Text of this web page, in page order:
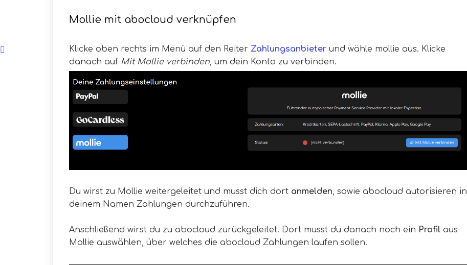
Mollie mit abocloud verknüpfen
Klicke oben rechts im Menü auf den Reiter Zahlungsanbieter und wähle mollie aus. Klicke
danach auf Mit Mollie verbinden, um dein Konto zu verbinden.
Du wirst zu Mollie weitergeleitet und musst dich dort anmelden, sowie abocloud autorisieren in
deinem Namen Zahlungen durchzuführen.
Anschließend wirst du zu abocloud zurückgeleitet. Dort musst du danach noch ein Profil aus
Mollie auswählen, über welches die abocloud Zahlungen laufen sollen.